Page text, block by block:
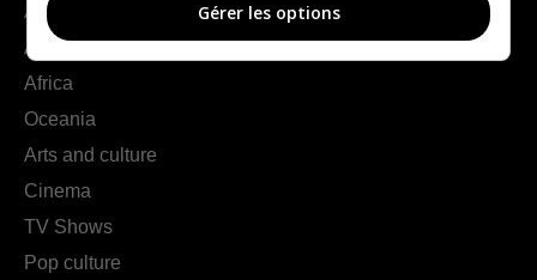
Americas
Asia
Africa
Oceania
Arts and culture
Cinema
TV Shows
Pop culture
Gérer les options